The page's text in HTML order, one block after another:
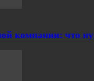
компании: что